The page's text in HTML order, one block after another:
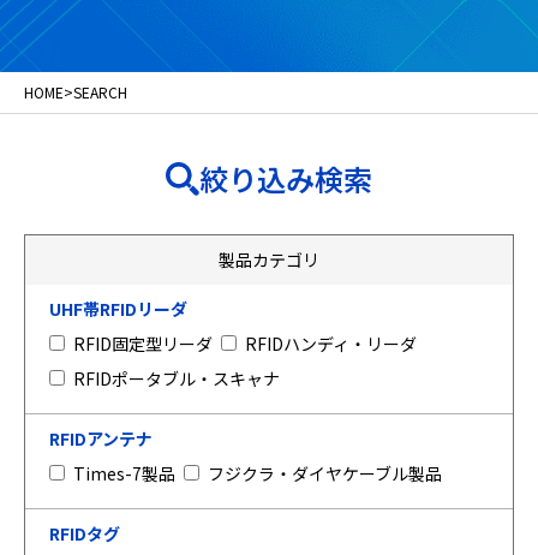
HOME>SEARCH
絞り込み検索
製品カテゴリ
UHF帯RFIDリーダ
RFID固定型リーダ
RFIDハンディ・リーダ
RFIDポータブル・スキャナ
RFIDアンテナ
Times-7製品
フジクラ・ダイヤケーブル製品
RFIDタグ